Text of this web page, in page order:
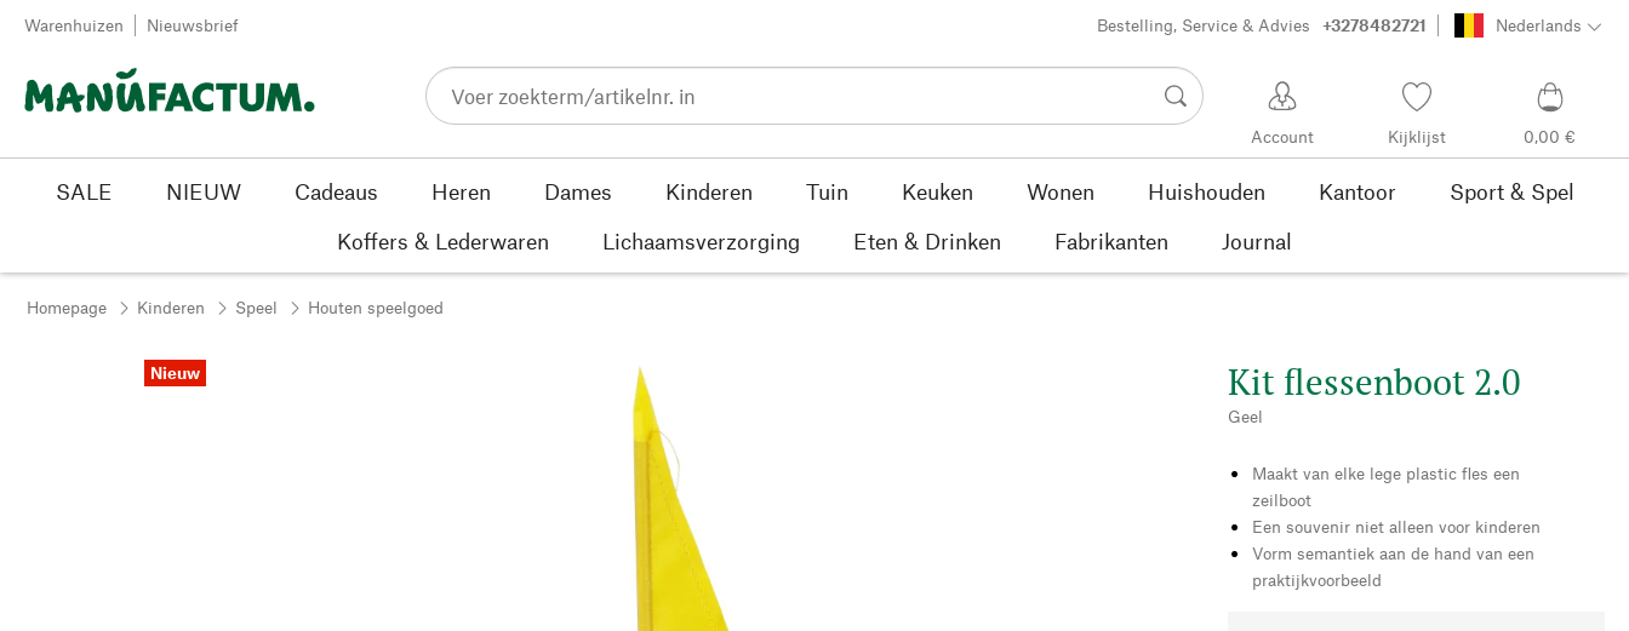
Passer au contenu
Warenhuizen Nieuwsbrief Bestelling, Service & Advies +3278482721 Nederlands
Account Kijklijst 0,00 €
SALE NIEUW Cadeaus Heren Dames Kinderen Tuin Keuken Wonen Huishouden Kantoor
Sport & Spel
Koffers & Lederwaren
Lichaamsverzorging Eten & Drinken Fabrikanten Journal
Homepage Kinderen Speel Houten speelgoed
Nieuw Kit flessenboot 2.0
Geel
Maakt van elke lege plastic fles een
zeilboot
Een souvenir niet alleen voor kinderen
Vorm semantiek aan de hand van een
praktijkvoorbeeld